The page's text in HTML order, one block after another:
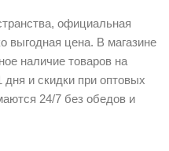
официальная
выгодная цена. В магазине
наличие товаров на
и скидки при оптовых
24/7 без обедов и